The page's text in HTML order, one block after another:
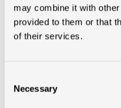
may combine it with
provided to them or that
of their services.
Selection
Necessary
NOTIZIE DI
FIMI ha confermato oggi i
nell’audizione del 10 novembre
come avrebbe dichiarato SIAE